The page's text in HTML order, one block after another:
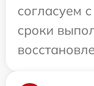
согласуем
сроки